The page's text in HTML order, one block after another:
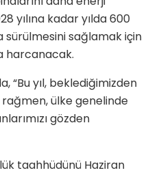
yılına kadar yılda 600
sürülmesini sağlamak için
harcanacak.
“Bu yıl, beklediğimizden
ülke genelinde
gözden
taahhüdünü Haziran